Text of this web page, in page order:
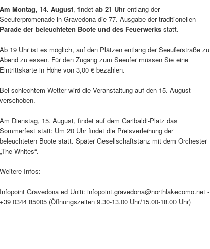
Am Montag, 14. August, findet ab 21 Uhr entlang der
Seeuferpromenade in Gravedona die 77. Ausgabe der traditionellen
Parade der beleuchteten Boote und des Feuerwerks statt.
Ab 19 Uhr ist es möglich, auf den Plätzen entlang der Seeuferstraße zu
Abend zu essen. Für den Zugang zum Seeufer müssen Sie eine
Eintrittskarte in Höhe von 3,00 € bezahlen.
Bei schlechtem Wetter wird die Veranstaltung auf den 15. August
verschoben.
Am Dienstag, 15. August, findet auf dem Garibaldi-Platz das
Sommerfest statt: Um 20 Uhr findet die Preisverleihung der
beleuchteten Boote statt. Später Gesellschaftstanz mit dem Orchester
„The Whites“.
Weitere Infos:
Infopoint Gravedona ed Uniti: infopoint.gravedona@northlakecomo.net -
+39 0344 85005 (Öffnungszeiten 9.30-13.00 Uhr/15.00-18.00 Uhr)